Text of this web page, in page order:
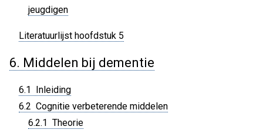
jeugdigen
Literatuurlijst hoofdstuk 5
6. Middelen bij dementie
6.1 Inleiding
6.2 Cognitie verbeterende middelen
6.2.1 Theorie